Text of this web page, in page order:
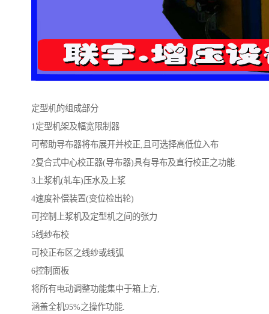
定型机的组成部分
1定型机架及幅宽限制器
可帮助导布器将布展开并校正,且可选择高低位入布
2复合式中心校正器(导布器)具有导布及直行校正之功能.
3上浆机(轧车)压水及上浆
4速度补偿装置(变位检出轮)
可控制上浆机及定型机之间的张力
5线纱布校
可校正布区之线纱或线弧
6控制面板
将所有电动调整功能集中于箱上方,
涵盖全机95%之操作功能.